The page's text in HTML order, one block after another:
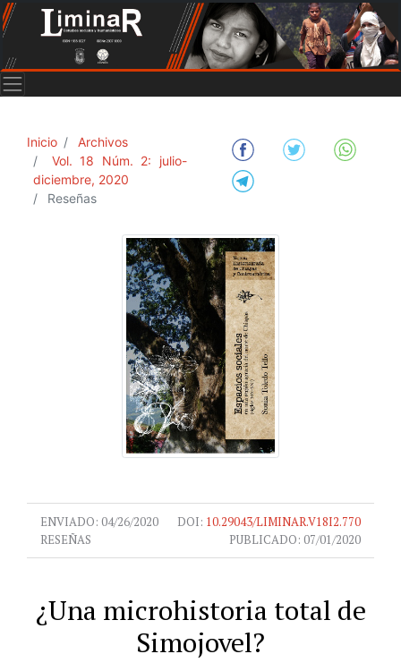
Inicio
Archivos
Vol. 18 Núm. 2: julio-
diciembre, 2020
Reseñas
ENVIADO: 04/26/2020 DOI: 10.29043/LIMINAR.V18I2.770
RESEÑAS
PUBLICADO: 07/01/2020
¿Una microhistoria total de
Simojovel?